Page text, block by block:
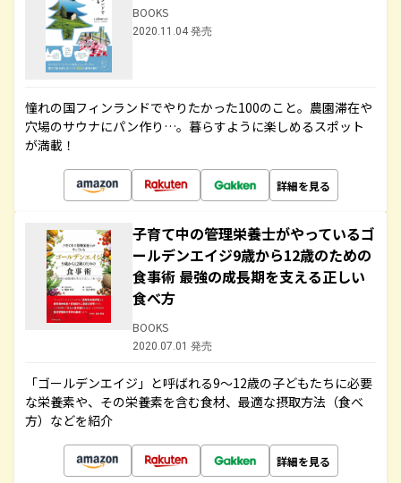
BOOKS
2020.11.04 発売
憧れの国フィンランドでやりたかった100のこと。農園滞在や
穴場のサウナにパン作り…。暮らすように楽しめるスポット
が満載！
詳細を見る
子育て中の管理栄養士がやっているゴ
ールデンエイジ9歳から12歳のための
食事術 最強の成長期を支える正しい
食べ方
BOOKS
2020.07.01 発売
「ゴールデンエイジ」と呼ばれる9～12歳の子どもたちに必要
な栄養素や、その栄養素を含む食材、最適な摂取方法（食べ
方）などを紹介
詳細を見る